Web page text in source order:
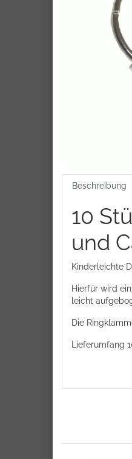
Beschreibung
10
und
Kinderleichte
Hierfür wird
leicht
Die
Lieferumfang